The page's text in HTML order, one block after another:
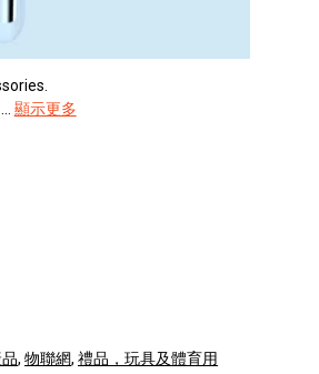
顯示更多
, 物聯網, 禮品，玩具及體育用